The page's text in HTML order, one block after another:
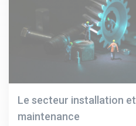
Le secteur installation et
maintenance